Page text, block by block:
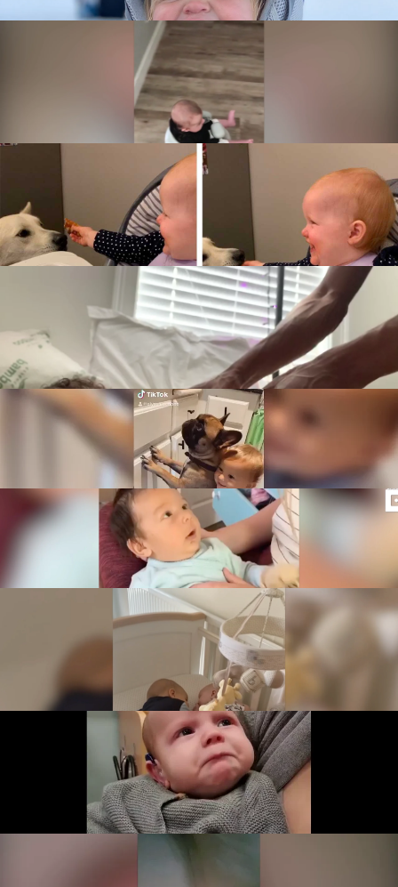
© Caters News
3. Un bebé se rie descontroladamente mientras
da de comer a su perro
© Caters News
4. Un bebé recibiendo un masaje hasta que se
queda dormido
© Caters News
5. Este bebé y sus dos perros son los mejores
amigos del mundo
Leer más © Newsflare
6. Un bebé de 10 semanas dice "Te quiero"
Leer más © Caters News
7. Un bebé arropa a su hermano en la cuna
© Caters News
8. Un bebé llora de emoción al escuchar a sus
padres por primera vez gracias
© Newsflare
9. Un bebé susurrando una palabrota a su
© Caters News